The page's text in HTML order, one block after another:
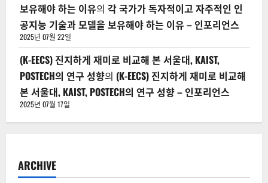
보유해야 하는 이유의 각 국가가 독자적이고 자주적인 인
공지능 기술과 모델을 보유해야 하는 이유 – 인포리언스
2025년 07월 22일
(K-EECS) 진지하게 재미로 비교해 본 서울대, KAIST,
POSTECH의 연구 성향의 (K-EECS) 진지하게 재미로 비교해
본 서울대, KAIST, POSTECH의 연구 성향 – 인포리언스
2025년 07월 17일
ARCHIVE